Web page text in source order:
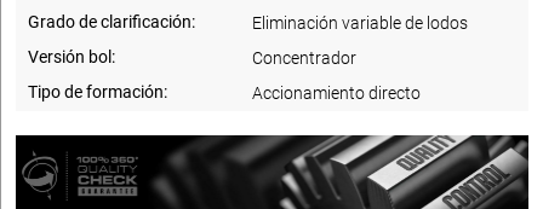
Grado de clarificación:
Eliminación variable de lodos
Versión bol:
Concentrador
Tipo de formación:
Accionamiento directo